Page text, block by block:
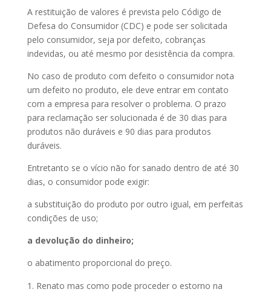
A restituição de valores é prevista pelo Código de
Defesa do Consumidor (CDC) e pode ser solicitada
pelo consumidor, seja por defeito, cobranças
indevidas, ou até mesmo por desistência da compra.
No caso de produto com defeito o consumidor nota
um defeito no produto, ele deve entrar em contato
com a empresa para resolver o problema. O prazo
para reclamação ser solucionada é de 30 dias para
produtos não duráveis e 90 dias para produtos
duráveis.
Entretanto se o vício não for sanado dentro de até 30
dias, o consumidor pode exigir:
a substituição do produto por outro igual, em perfeitas
condições de uso;
a devolução do dinheiro;
o abatimento proporcional do preço.
Renato mas como pode proceder o estorno na